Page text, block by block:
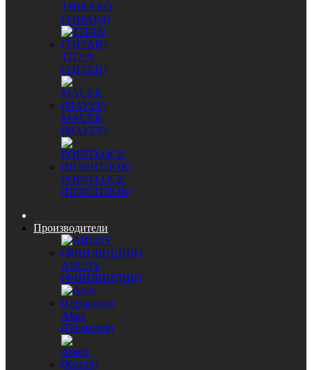
THIRARD
(ТИРАРД)
TITAN
(ТИТАН)
MAUER
(МАУЕР)
POINTLOCK
(ПОИНТЛОК)
Производители
ABLOY
(ФИНЛЯНДИЯ)
Abus
(Германия)